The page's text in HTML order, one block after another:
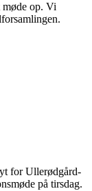
møde op. Vi
for Ullerødgård-
på tirsdag.